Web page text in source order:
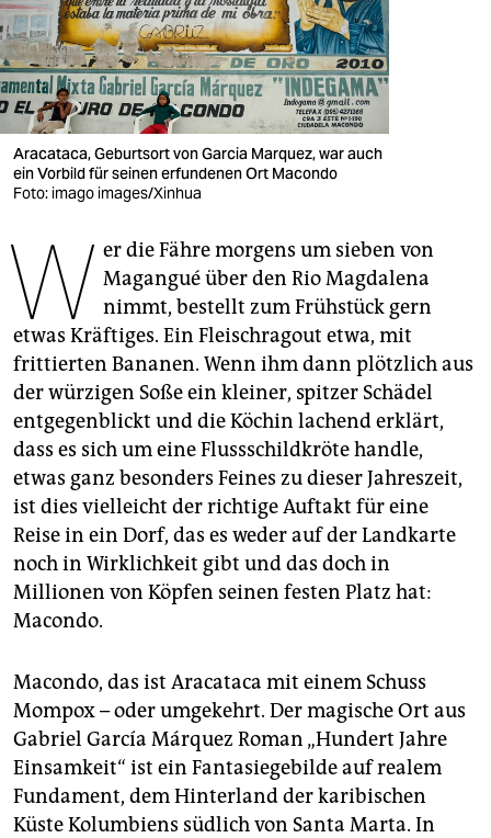
verlag
verlag
veranstaltungen
shop
fragen & hilfe
unterstützen
abo
genossenschaft
epaper login
Aracataca, Geburtsort von Garcia Marquez, war auch
ein Vorbild für seinen erfundenen Ort Macondo
Foto: imago images/Xinhua
W er die Fähre morgens um sieben von
Magangué über den Rio Magdalena
nimmt, bestellt zum Frühstück gern
etwas Kräftiges. Ein Fleischragout etwa, mit
frittierten Bananen. Wenn ihm dann plötzlich aus
der würzigen Soße ein kleiner, spitzer Schädel
entgegenblickt und die Köchin lachend erklärt,
dass es sich um eine Flussschildkröte handle,
etwas ganz besonders Feines zu dieser Jahreszeit,
ist dies vielleicht der richtige Auftakt für eine
Reise in ein Dorf, das es weder auf der Landkarte
noch in Wirklichkeit gibt und das doch in
Millionen von Köpfen seinen festen Platz hat:
Macondo.
Macondo, das ist Aracataca mit einem Schuss
Mompox – oder umgekehrt. Der magische Ort aus
Gabriel García Márquez Roman „Hundert Jahre
Einsamkeit“ ist ein Fantasiegebilde auf realem
Fundament, dem Hinterland der karibischen
Küste Kolumbiens südlich von Santa Marta. In